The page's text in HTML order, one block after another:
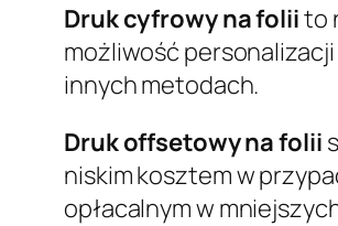
Druk cyfrowy na foliito
możliwość
innych metodach.
Druk offsetowy na folii
niskim kosztem w
opłacalnym w